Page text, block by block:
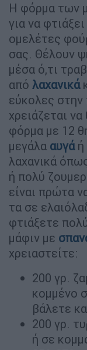
Η φόρμα των
για να
ομελέτες
σας. Θέλουν
μέσα ό,τι
από λαχανικά
εύκολες
χρειάζεται να
φόρμα με 12
μεγάλα αυγά
λαχανικά
ή πολύ
είναι πρώτα
τα σε
φτιάξετε
μάφιν με
χρειαστείτε:
200 γρ.
κομμένο
βάλετε
200 γρ.
ή σε